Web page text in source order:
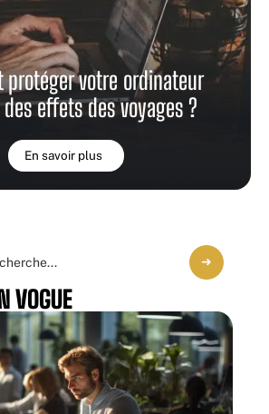
protéger votre ordinateur
effets des voyages ?
En savoir plus
VOGUE